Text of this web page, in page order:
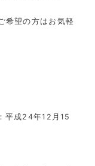
望の方はお気軽
12月15